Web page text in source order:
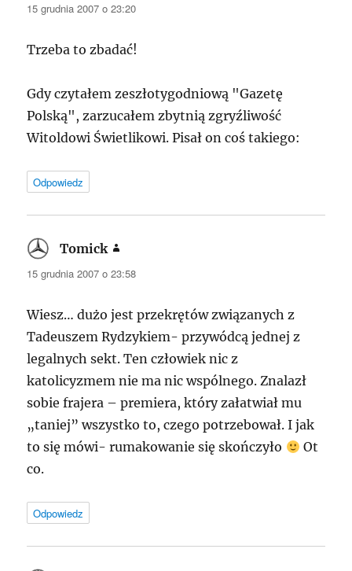
15 grudnia 2007 o 23:20
Trzeba to zbadać!
Gdy czytałem zeszłotygodniową "Gazetę
Polską", zarzucałem zbytnią zgryźliwość
Witoldowi Świetlikowi. Pisał on coś takiego:
Odpowiedz
Tomick
15 grudnia 2007 o 23:58
Wiesz… dużo jest przekrętów związanych z
Tadeuszem Rydzykiem- przywódcą jednej z
legalnych sekt. Ten człowiek nic z
katolicyzmem nie ma nic wspólnego. Znalazł
sobie frajera – premiera, który załatwiał mu
„taniej” wszystko to, czego potrzebował. I jak
to się mówi- rumakowanie się skończyło
Ot
co.
Odpowiedz